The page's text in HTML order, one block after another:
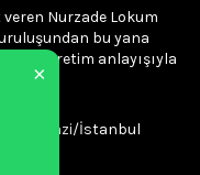
×
Nurzade Lokum
bu yana
bir üretim anlayışıyla
Sultangazi/İstanbul